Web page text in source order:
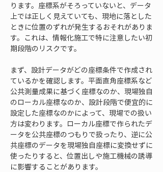
ります。座標系がそろっていないと、データ
上では正しく見えていても、現地に落とした
ときに位置のずれが発生するおそれがありま
す。これは、情報化施工で特に注意したい初
期段階のリスクです。
まず、設計データがどの座標条件で作成され
ているかを確認します。平面直角座標系など
公共測量成果に基づく座標なのか、現場独自
のローカル座標なのか、設計段階で便宜的に
設定した座標なのかによって、現場での扱い
方は変わります。ローカル座標で作られたデ
ータを公共座標のつもりで扱ったり、逆に公
共座標のデータを現場独自座標に変換せずに
使ったりすると、位置出しや施工機械の誘導
に影響することがあります。